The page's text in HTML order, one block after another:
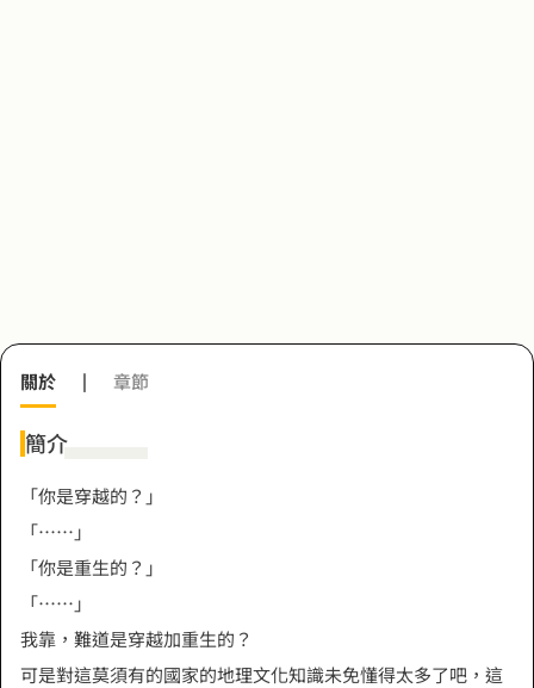
關於 | 章節
簡介
「你是穿越的？」
「……」
「你是重生的？」
「……」
我靠，難道是穿越加重生的？
可是對這莫須有的國家的地理文化知識未免懂得太多了吧，這